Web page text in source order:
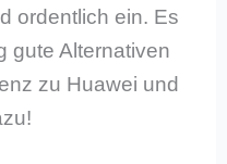
ordentlich ein. Es
gute Alternativen
zu Huawei und